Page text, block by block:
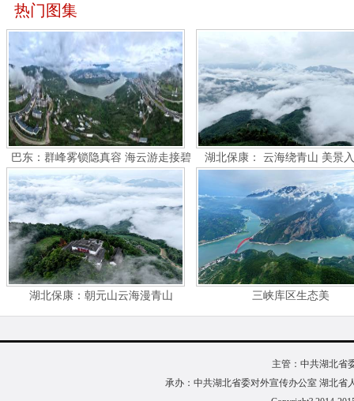
热门图集
巴东：群峰雾锁隐真容 海云游走接碧
空
湖北保康： 云海绕青山 美景
湖北保康：朝元山云海漫青山 三峡库区生态美
主管：中共湖北省
承办：中共湖北省委对外宣传办公室 湖北省